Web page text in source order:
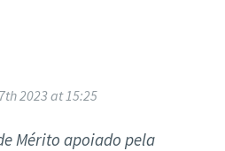
2023 at 15:25
Mérito apoiado pela